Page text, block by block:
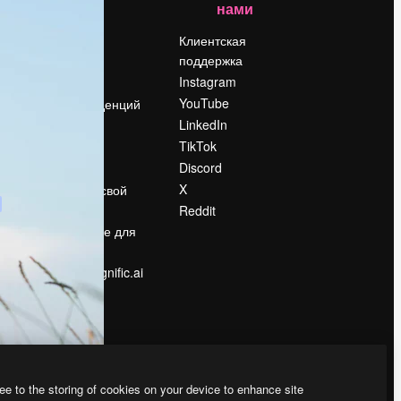
Поиск тенденций
Продайте свой
Помещение для
Ищете magnific.ai
нами
Клиентская
поддержка
Instagram
YouTube
LinkedIn
TikTok
Discord
X
Reddit
to the storing of cookies on your device to enhance site